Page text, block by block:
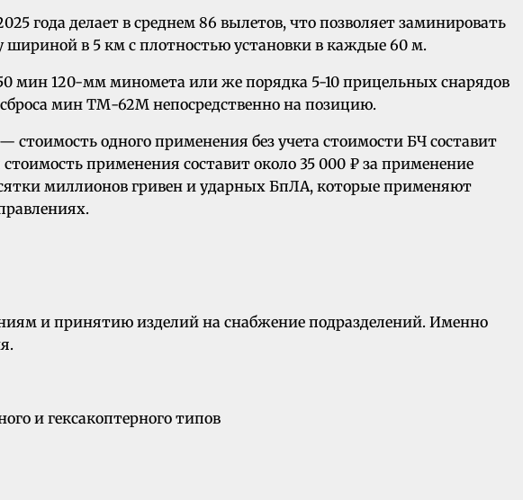
года делает в среднем 86 вылетов, что позволяет заминировать
в 5 км с плотностью установки в каждые 60 м.
мин 120-мм миномета или же порядка 5-10 прицельных снарядов
мин ТМ-62М непосредственно на позицию.
одного применения без учета стоимости БЧ составит
применения составит около 35 000 ₽ за применение
миллионов гривен и ударных БпЛА, которые применяют
и принятию изделий на снабжение подразделений. Именно